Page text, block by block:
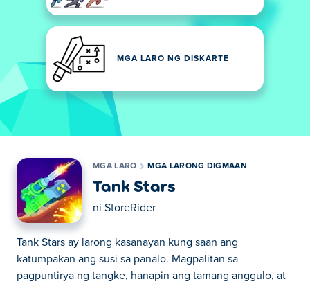
MGA LARO NG DISKARTE
MGA LARO MGA LARONG DIGMAAN
Tank Stars
ni StoreRider
Tank Stars ay larong kasanayan kung saan ang
katumpakan ang susi sa panalo. Magpalitan sa
pagpuntirya ng tangke, hanapin ang tamang anggulo, at